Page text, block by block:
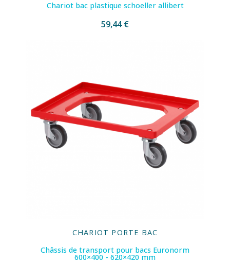
Chariot bac plastique schoeller allibert
59,44 €
CHARIOT PORTE BAC
Châssis de transport pour bacs Euronorm
600×400 - 620×420 mm